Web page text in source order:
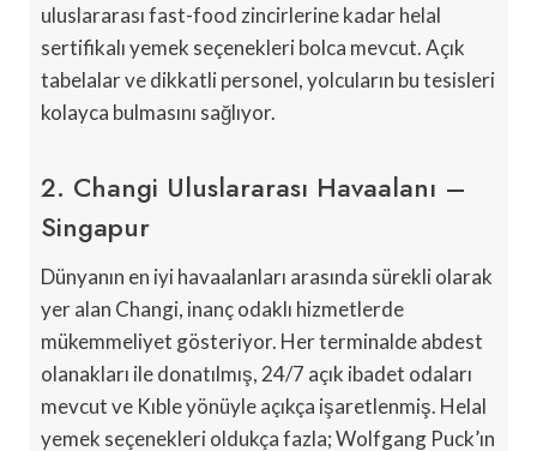
uluslararası fast-food zincirlerine kadar helal
sertifikalı yemek seçenekleri bolca mevcut. Açık
tabelalar ve dikkatli personel, yolcuların bu tesisleri
kolayca bulmasını sağlıyor.
2. Changi Uluslararası Havaalanı –
Singapur
Dünyanın en iyi havaalanları arasında sürekli olarak
yer alan Changi, inanç odaklı hizmetlerde
mükemmeliyet gösteriyor. Her terminalde abdest
olanakları ile donatılmış, 24/7 açık ibadet odaları
mevcut ve Kıble yönüyle açıkça işaretlenmiş. Helal
yemek seçenekleri oldukça fazla; Wolfgang Puck’ın